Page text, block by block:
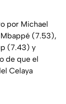
por Michael
(7.53),
(7.43) y
de que el
Celaya